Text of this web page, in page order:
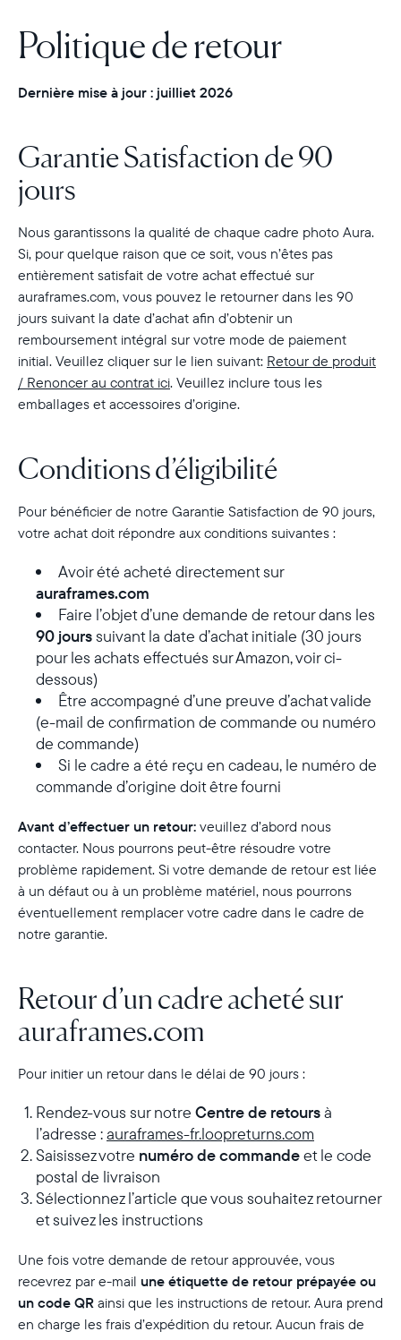
Sélectionnez votre localisation
Politique de retour
Dernière mise à jour : juilliet 2026
Garantie Satisfaction de 90
jours
Nous garantissons la qualité de chaque cadre photo Aura.
Si, pour quelque raison que ce soit, vous n’êtes pas
entièrement satisfait de votre achat effectué sur
auraframes.com, vous pouvez le retourner dans les 90
jours suivant la date d’achat afin d’obtenir un
remboursement intégral sur votre mode de paiement
initial. Veuillez cliquer sur le lien suivant: Retour de produit
/ Renoncer au contrat ici. Veuillez inclure tous les
emballages et accessoires d’origine.
Conditions d’éligibilité
Pour bénéficier de notre Garantie Satisfaction de 90 jours,
votre achat doit répondre aux conditions suivantes :
Avoir été acheté directement sur
auraframes.com
Faire l’objet d’une demande de retour dans les
90 jourssuivant la date d’achat initiale (30 jours
pour les achats effectués sur Amazon, voir ci-
dessous)
Être accompagné d’une preuve d’achat valide
(e-mail de confirmation de commande ou numéro
de commande)
Si le cadre a été reçu en cadeau, le numéro de
commande d’origine doit être fourni
Avant d’effectuer un retour: veuillez d’abord nous
contacter. Nous pourrons peut-être résoudre votre
problème rapidement. Si votre demande de retour est liée
à un défaut ou à un problème matériel, nous pourrons
éventuellement remplacer votre cadre dans le cadre de
notre garantie.
Retour d’un cadre acheté sur
auraframes.com
Pour initier un retour dans le délai de 90 jours :
Rendez-vous sur notre Centre de retoursà
l’adresse :auraframes-fr.loopreturns.com
Saisissez votre numéro de commandeet le code
postal de livraison
Sélectionnez l’article que vous souhaitez retourner
et suivez les instructions
Une fois votre demande de retour approuvée, vous
recevrez par e-mail une étiquette de retour prépayée ou
un code QR ainsi que les instructions de retour. Aura prend
en charge les frais d’expédition du retour. Aucun frais de